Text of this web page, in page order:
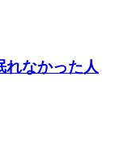
れなかった人